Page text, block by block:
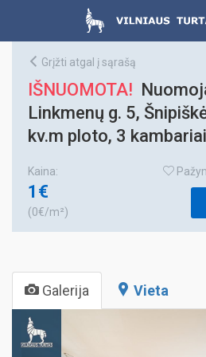
Grįžti atgal į sąrašą
IŠNUOMOTA!
Linkmenų g. 5,
kv.m ploto, 3 kambariai
Kaina:
1€
(0€/m²)
Galerija Vieta